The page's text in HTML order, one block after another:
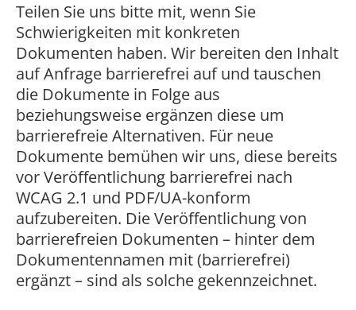
Teilen Sie uns bitte mit, wenn Sie
Schwierigkeiten mit konkreten
Dokumenten haben. Wir bereiten den Inhalt
auf Anfrage barrierefrei auf und tauschen
die Dokumente in Folge aus
beziehungsweise ergänzen diese um
barrierefreie Alternativen. Für neue
Dokumente bemühen wir uns, diese bereits
vor Veröffentlichung barrierefrei nach
WCAG 2.1 und PDF/UA-konform
aufzubereiten. Die Veröffentlichung von
barrierefreien Dokumenten – hinter dem
Dokumentennamen mit (barrierefrei)
ergänzt – sind als solche gekennzeichnet.